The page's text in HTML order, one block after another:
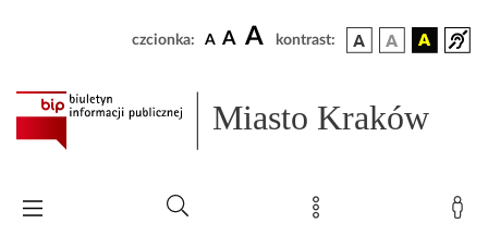
czcionka: A A A kontrast:
Miasto Kraków